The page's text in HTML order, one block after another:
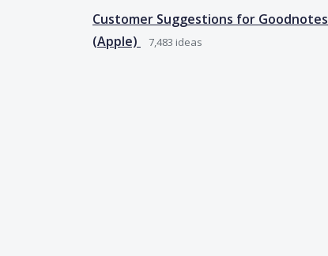
Customer Suggestions for Goodnotes
(Apple)
7,483 ideas